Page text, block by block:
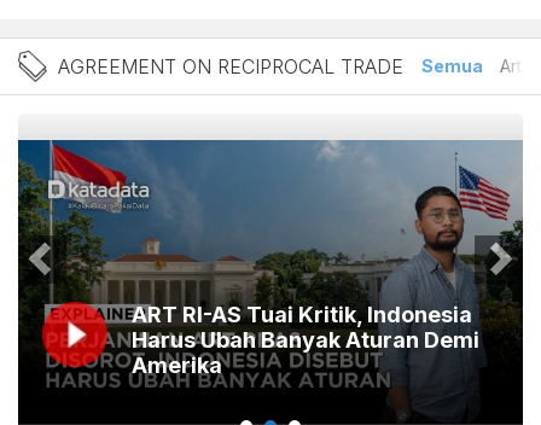
Berita Agreement on
AGREEMENT ON RECIPROCAL TRADE Semua
ART RI-AS Tuai Kritik, Indonesia
Harus Ubah Banyak Aturan Demi
Amerika